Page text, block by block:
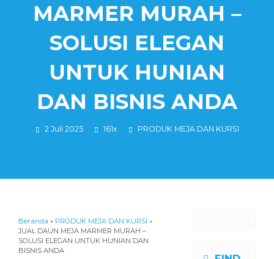
MARMER MURAH –
SOLUSI ELEGAN
UNTUK HUNIAN
DAN BISNIS ANDA
2 Juli 2025 161x PRODUK MEJA DAN KURSI
Beranda » PRODUK MEJA DAN KURSI »
JUAL DAUN MEJA MARMER MURAH –
SOLUSI ELEGAN UNTUK HUNIAN DAN
BISNIS ANDA